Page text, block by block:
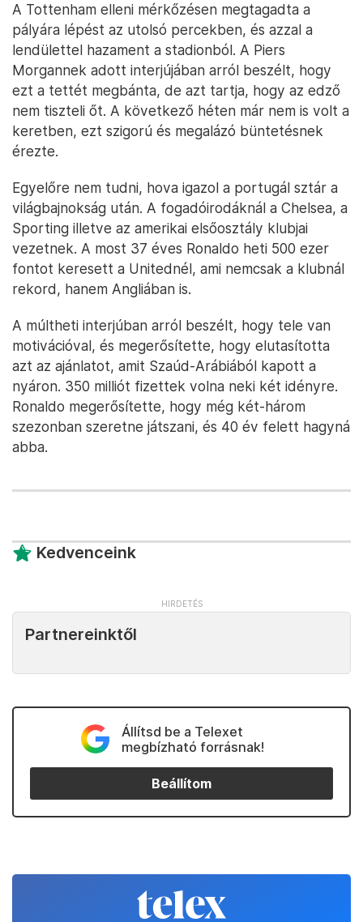
A Tottenham elleni mérkőzésen megtagadta a
pályára lépést az utolsó percekben, és azzal a
lendülettel hazament a stadionból. A Piers
Morgannek adott interjújában arról beszélt, hogy
ezt a tettét megbánta, de azt tartja, hogy az edző
nem tiszteli őt. A következő héten már nem is volt a
keretben, ezt szigorú és megalázó büntetésnek
érezte.
Egyelőre nem tudni, hova igazol a portugál sztár a
világbajnokság után. A fogadóirodáknál a Chelsea, a
Sporting illetve az amerikai elsőosztály klubjai
vezetnek. A most 37 éves Ronaldo heti 500 ezer
fontot keresett a Unitednél, ami nemcsak a klubnál
rekord, hanem Angliában is.
A múltheti interjúban arról beszélt, hogy tele van
motivációval, és megerősítette, hogy elutasította
azt az ajánlatot, amit Szaúd-Arábiából kapott a
nyáron. 350 milliót fizettek volna neki két idényre.
Ronaldo megerősítette, hogy még két-három
szezonban szeretne játszani, és 40 év felett hagyná
abba.
Kedvenceink
Partnereinktől
Állítsd be a Telexet
megbízható forrásnak!
Beállítom